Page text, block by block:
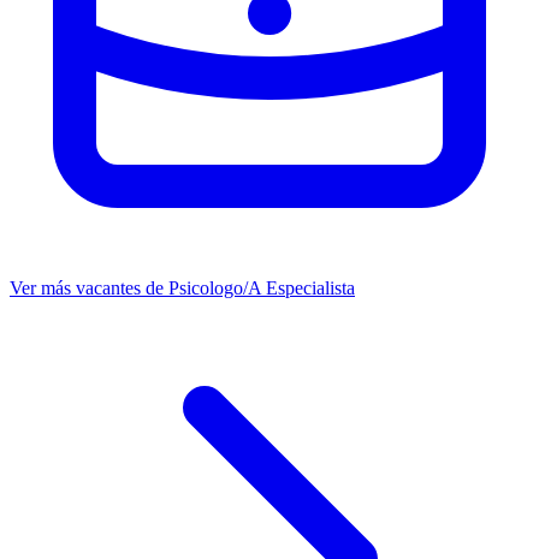
Ver más vacantes de Psicologo/A Especialista